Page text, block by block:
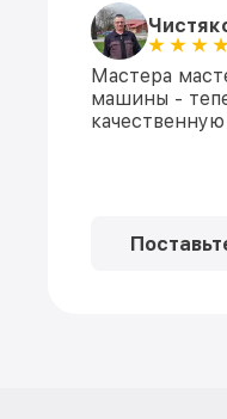
Мастера
машины -